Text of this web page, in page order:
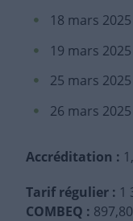
18 mars
19 mars
25 mars
26 mars
Accréditation :
Tarif régulier : 1
COMBEQ :